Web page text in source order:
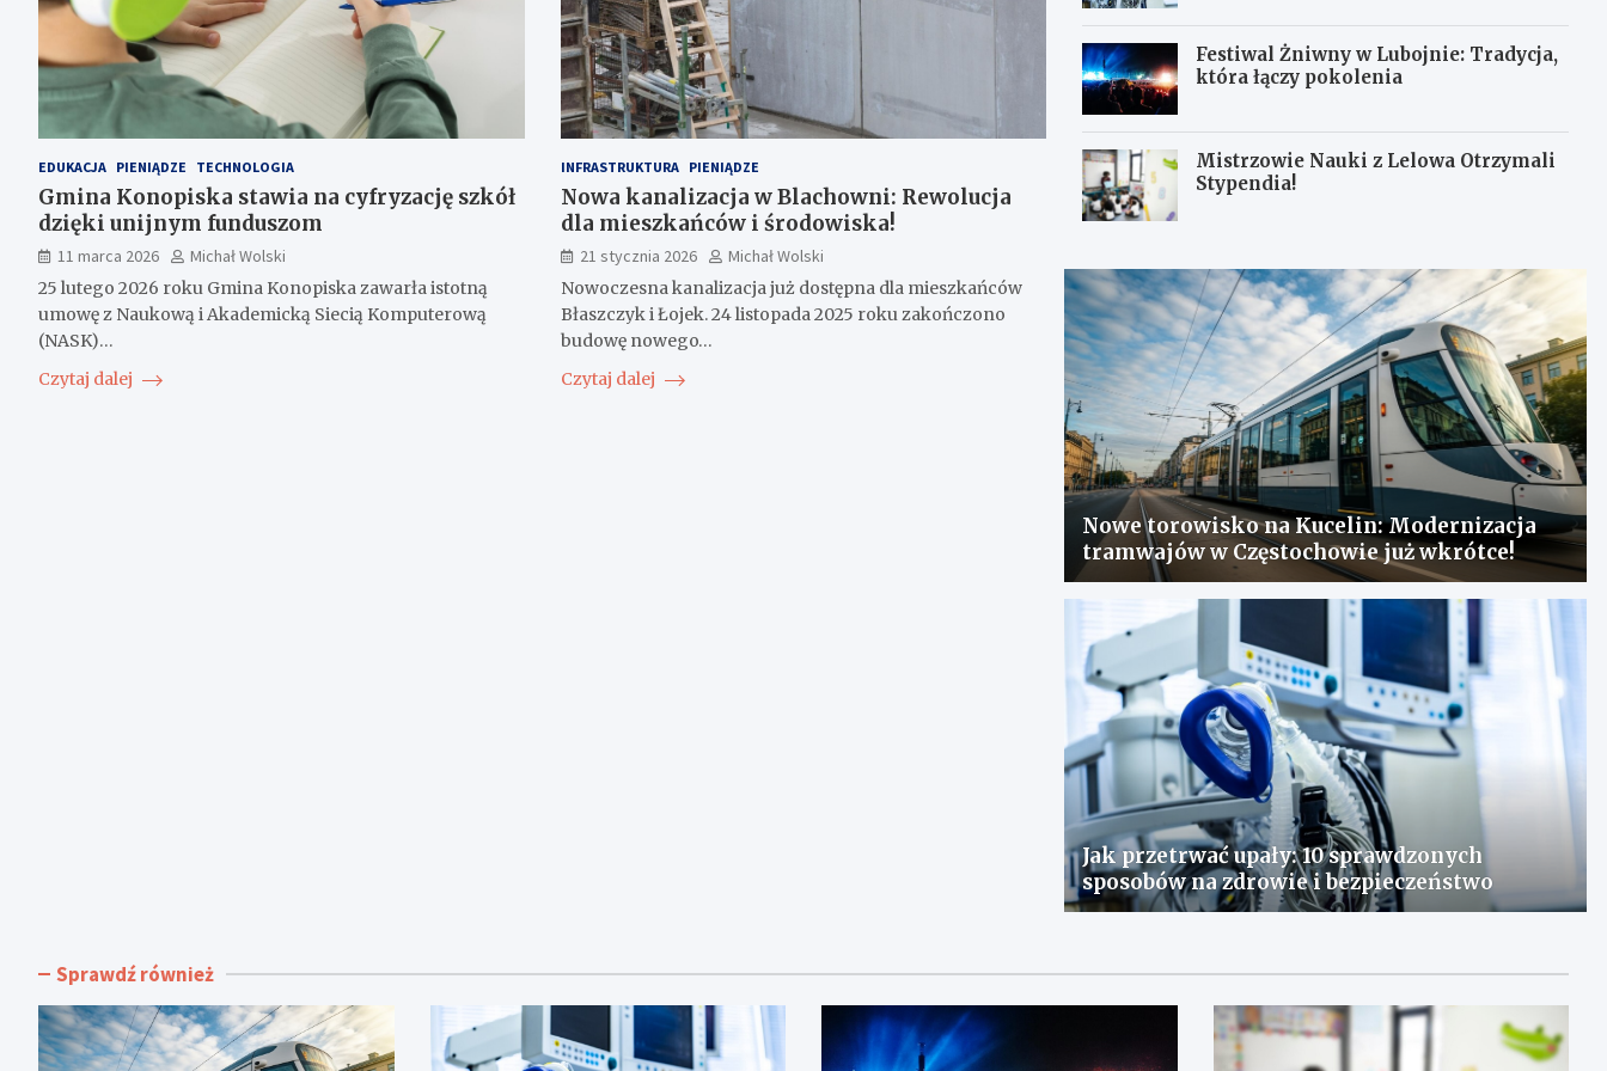
EDUKACJA PIENIĄDZE TECHNOLOGIA
Gmina Konopiska stawia na cyfryzację szkół
dzięki unijnym funduszom
11 marca 2026
Michał Wolski
25 lutego 2026 roku Gmina Konopiska zawarła istotną
umowę z Naukową i Akademicką Siecią Komputerową
(NASK)…
Czytaj dalej
INFRASTRUKTURA PIENIĄDZE
Nowa kanalizacja w Blachowni: Rewolucja
dla mieszkańców i środowiska!
21 stycznia 2026
Michał Wolski
Nowoczesna kanalizacja już dostępna dla mieszkańców
Błaszczyk i Łojek. 24 listopada 2025 roku zakończono
budowę nowego…
Czytaj dalej
Festiwal Żniwny w Lubojnie: Tradycja,
która łączy pokolenia
Mistrzowie Nauki z Lelowa Otrzymali
Stypendia!
Nowe torowisko na Kucelin: Modernizacja
tramwajów w Częstochowie już wkrótce!
Jak przetrwać upały: 10 sprawdzonych
sposobów na zdrowie i bezpieczeństwo
Sprawdź również